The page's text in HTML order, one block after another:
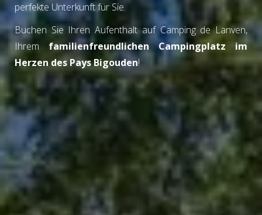
perfekte Unterkunft für Sie.
Buchen Sie Ihren Aufenthalt auf Camping de Lanven,
Ihrem familienfreundlichen Campingplatz im
Herzen des Pays Bigouden!